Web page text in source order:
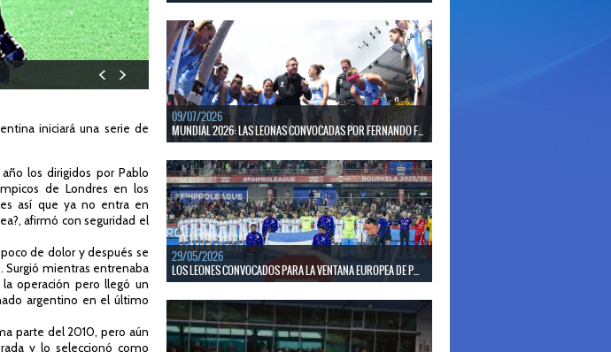
iniciará una serie de
los dirigidos por Pablo
de Londres en los
así que ya no entra en
afirmó con seguridad el
de dolor y después se
Surgió mientras entrenaba
operación pero llegó un
argentino en el último
parte del 2010, pero aún
y lo seleccionó como
Bélgica.
LEER MÁS
09/07/2026
MUNDIAL 2026: LAS LEONAS CONVOCADAS POR FERNANDO F...
Bajos y Bélgica.
LEER MÁS
29/05/2026
LOS LEONES CONVOCADOS PARA LA VENTANA EUROPEA DE P...
ventanas de Pro League 2025-26 en Inglaterra y Alemania.
LEER MÁS